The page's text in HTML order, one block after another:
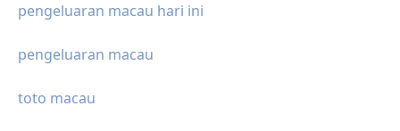
pengeluaran macau hari ini
pengeluaran macau
toto macau